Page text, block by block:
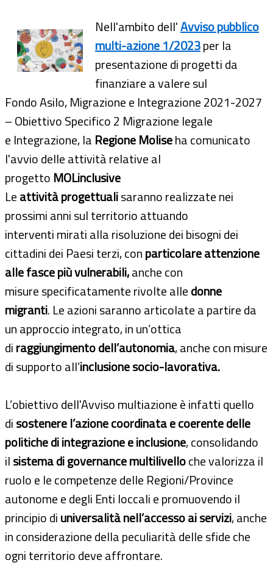
Nell'ambito dell'Avviso pubblico
multi-azione 1/2023per la
presentazione di progetti da
finanziare a valere sul
Fondo Asilo, Migrazione e Integrazione 2021-2027
– Obiettivo Specifico 2 Migrazione legale
e Integrazione, la Regione Moliseha comunicato
l'avvio delle attività relative al
progetto MOLinclusive
Leattività progettualisaranno realizzate nei
prossimi anni sul territorio attuando
interventi mirati alla risoluzione dei bisogni dei
cittadini dei Paesi terzi, conparticolare attenzione
alle fasce più vulnerabili,anche con
misure specificatamente rivolte alledonne
migranti. Le azioni saranno articolate a partire da
un approccio integrato, in un’ottica
diraggiungimento dell’autonomia, anche con misure
di supporto all’inclusione socio-lavorativa.
L’obiettivo dell'Avviso multiazione è infatti quello
disostenere l’azione coordinata e coerente delle
politiche di integrazione e inclusione, consolidando
ilsistema di governance multilivelloche valorizza il
ruolo e le competenze delle Regioni/Province
autonome e degli Enti loccali e promuovendo il
principio diuniversalità nell’accesso ai servizi, anche
in considerazione della peculiarità delle sfide che
ogni territorio deve affrontare.